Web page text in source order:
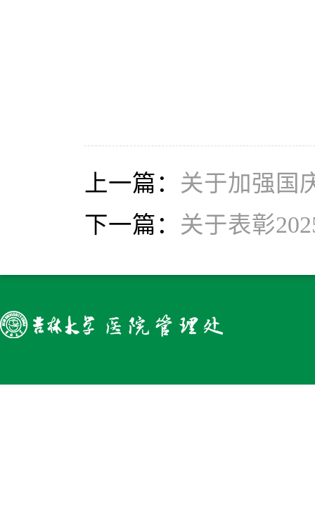
上一篇： 关于加强国
下一篇： 关于表彰